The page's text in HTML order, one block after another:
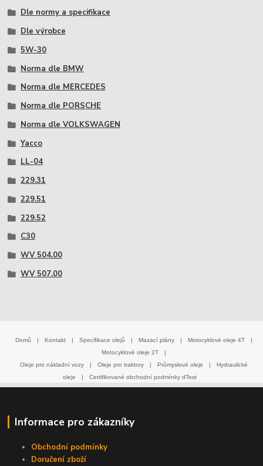
Dle normy a specifikace
Dle výrobce
5W-30
Norma dle BMW
Norma dle MERCEDES
Norma dle PORSCHE
Norma dle VOLKSWAGEN
Yacco
LL-04
229.31
229.51
229.52
C30
WV 504.00
WV 507.00
Domů | Kontakt | Specifikace olejů | Mazací plány | Motocyklové oleje 4T
|
Motocyklové oleje 2T
|
Oleje pro nákladní vozy
| Oleje pro traktory | Průmyslové oleje |
Hydraulické
oleje
| Certifikované obchodní podmínky dTest
Informace pro zákazníky
Obchodní podmínky
Doručení zboží